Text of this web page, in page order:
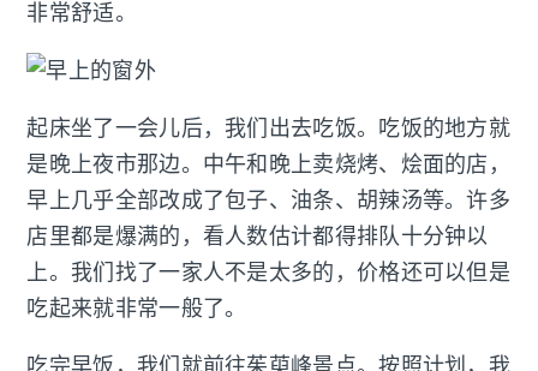
非常舒适。
起床坐了一会儿后，我们出去吃饭。吃饭的地方就
是晚上夜市那边。中午和晚上卖烧烤、烩面的店，
早上几乎全部改成了包子、油条、胡辣汤等。许多
店里都是爆满的，看人数估计都得排队十分钟以
上。我们找了一家人不是太多的，价格还可以但是
吃起来就非常一般了。